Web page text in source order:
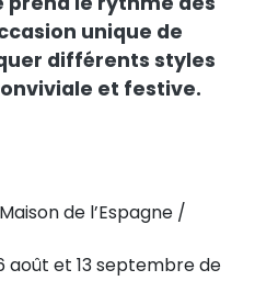
unique de
différents styles
et festive.
de l’Espagne /
août et 13 septembre de